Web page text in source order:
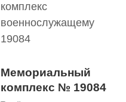
Мемориальный
комплекс № 19084